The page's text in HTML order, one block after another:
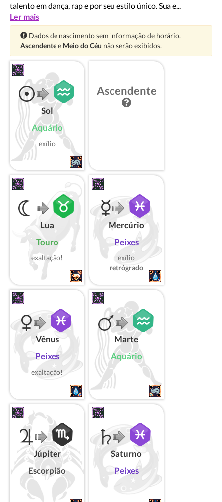
talento em dança, rap e por seu estilo único. Sua e...
Ler mais
Atenção:
Dados de nascimento sem informação de horário.
Ascendentee Meio do Céu não serão exibidos.
Sol
Aquário
exílio
Ascendente
Lua
Touro
exaltação!
Mercúrio
Peixes
exílio
retrógrado
Vênus
Peixes
exaltação!
Marte
Aquário
Júpiter
Escorpião
Saturno
Peixes